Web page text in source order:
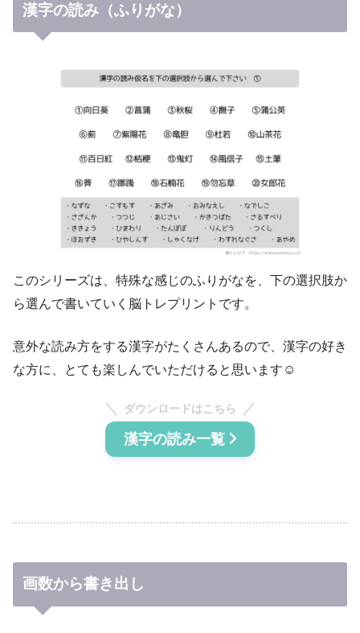
漢字の読み（ふりがな）
このシリーズは、特殊な感じのふりがなを、下の選択肢か
ら選んで書いていく脳トレプリントです。
意外な読み方をする漢字がたくさんあるので、漢字の好き
な方に、とても楽しんでいただけると思います☺
ダウンロードはこちら
漢字の読み一覧
画数から書き出し